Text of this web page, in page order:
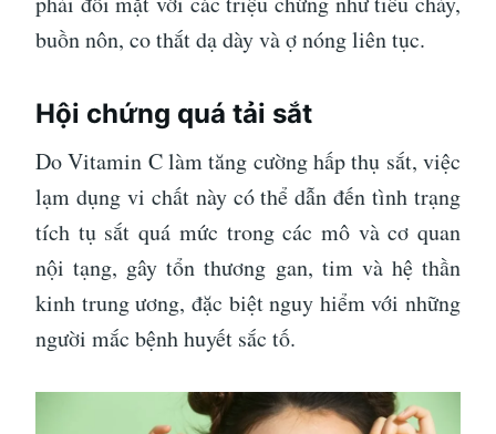
buồn nôn, co thắt dạ dày và ợ nóng liên tục.
Hội chứng quá tải sắt
Do Vitamin C làm tăng cường hấp thụ sắt, việc
lạm dụng vi chất này có thể dẫn đến tình trạng
tích tụ sắt quá mức trong các mô và cơ quan
nội tạng, gây tổn thương gan, tim và hệ thần
kinh trung ương, đặc biệt nguy hiểm với những
người mắc bệnh huyết sắc tố.